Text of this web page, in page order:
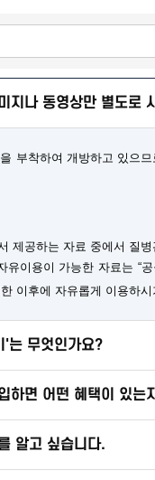
지나 동영상만 별도로
부착하여 개방하고 있으
제공하는 자료 중에서 질
유이용이 가능한 자료는 “
이후에 자유롭게 이용하시
'는 무엇인가요?
하면 어떤 혜택이 있는
알고 싶습니다.